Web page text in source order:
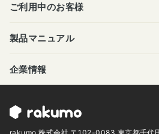
ご利用中のお客様
製品マニュアル
企業情報